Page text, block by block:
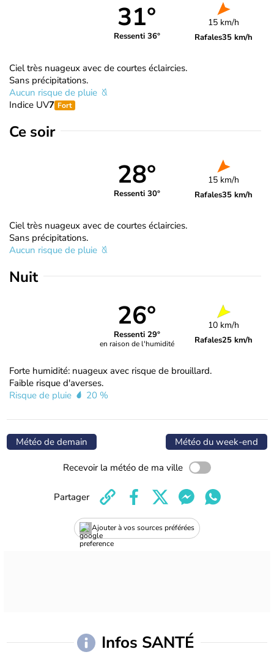
31°
Ressenti 36°
15 km/h
Rafales35 km/h
Ciel très nuageux avec de courtes éclaircies.
Sans précipitations.
Aucun risque de pluie
Indice UV7 Fort
Ce soir
28°
Ressenti 30°
15 km/h
Rafales35 km/h
Ciel très nuageux avec de courtes éclaircies.
Sans précipitations.
Aucun risque de pluie
Nuit
26°
Ressenti 29°
en raison de l'humidité
10 km/h
Rafales25 km/h
Forte humidité: nuageux avec risque de brouillard.
Faible risque d'averses.
Risque de pluie
20 %
Météo de demain Météo du week-end
Recevoir la météo de ma ville
Ajouter à vos sources préférées
Partager
Infos SANTÉ